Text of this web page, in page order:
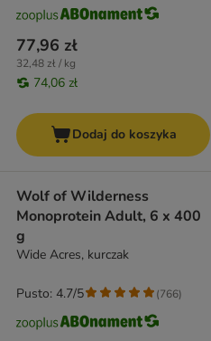
77,96 zł
32,48 zł / kg
74,06 zł
Dodaj do koszyka
Wolf of Wilderness
Monoprotein Adult, 6 x 400
g
Wide Acres, kurczak
Pusto: 4.7/5 (766)